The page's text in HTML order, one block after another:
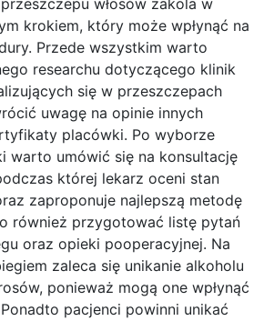
włosów zakola w
krokiem, który może wpłynąć na
Przede wszystkim warto
researchu dotyczącego klinik
się w przeszczepach
uwagę na opinie innych
placówki. Po wyborze
warto umówić się na konsultację
której lekarz oceni stan
zaproponuje najlepszą metodę
również przygotować listę pytań
oraz opieki pooperacyjnej. Na
zaleca się unikanie alkoholu
ponieważ mogą one wpłynąć
pacjenci powinni unikać